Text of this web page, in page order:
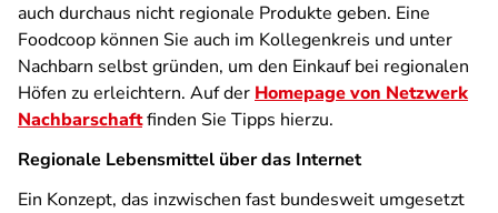
auch durchaus nicht regionale Produkte geben. Eine
Foodcoop können Sie auch im Kollegenkreis und unter
Nachbarn selbst gründen, um den Einkauf bei regionalen
Höfen zu erleichtern. Auf der Homepage von Netzwerk
Nachbarschaftfinden Sie Tipps hierzu.
Regionale Lebensmittel über das Internet
Ein Konzept, das inzwischen fast bundesweit umgesetzt